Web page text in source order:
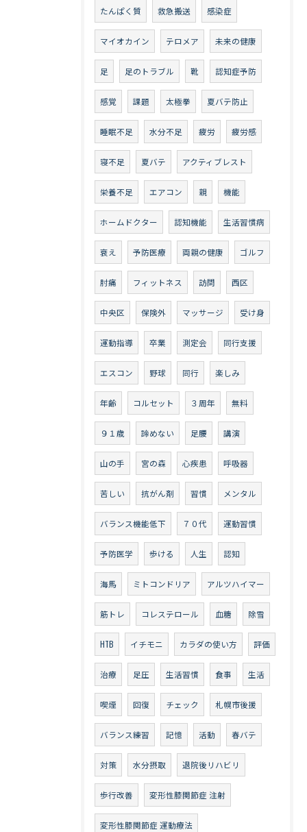
たんぱく質 救急搬送 感染症
マイオカイン テロメア 未来の健康
足 足のトラブル 靴 認知症予防
感覚 課題 太極拳 夏バテ防止
睡眠不足 水分不足 疲労 疲労感
寝不足 夏バテ アクティブレスト
栄養不足 エアコン 親 機能
ホームドクター 認知機能 生活習慣病
衰え 予防医療 両親の健康 ゴルフ
肘痛 フィットネス 訪問 西区
中央区 保険外 マッサージ 受け身
運動指導 卒業 測定会 同行支援
エスコン 野球 同行 楽しみ
年齢 コルセット ３周年 無料
９１歳 諦めない 足腰 講演
山の手 宮の森 心疾患 呼吸器
苦しい 抗がん剤 習慣 メンタル
バランス機能低下 ７０代 運動習慣
予防医学 歩ける 人生 認知
海馬 ミトコンドリア アルツハイマー
筋トレ コレステロール 血糖 除雪
HTB イチモニ カラダの使い方 評価
治療 足圧 生活習慣 食事 生活
喫煙 回復 チェック 札幌市後援
バランス練習 記憶 活動 春バテ
対策 水分摂取 退院後リハビリ
歩行改善 変形性膝関節症 注射
変形性膝関節症 運動療法